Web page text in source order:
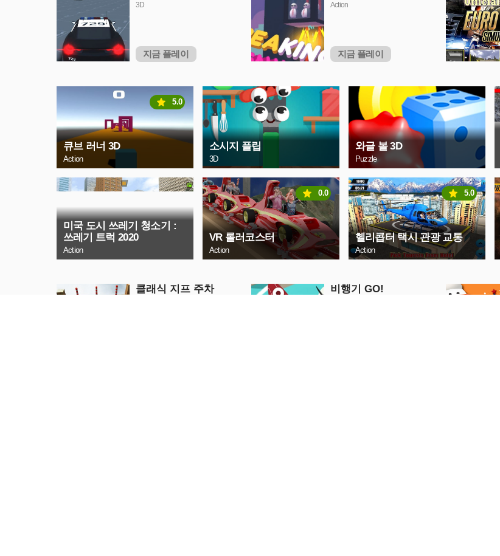
3D
지금 플레이
Action
지금 플레이
큐브 러너 3D
Action
5.0
소시지 플립
3D
와글 볼 3D
Puzzle
미국 도시 쓰레기 청소기 :
쓰레기 트럭 2020
Action
VR 롤러코스터
Action
0.0
헬리콥터 택시 관광 교통
Action
5.0
클래식 지프 주차 비행기 GO!